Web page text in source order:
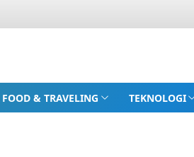
FOOD & TRAVELING TEKNOLOGI